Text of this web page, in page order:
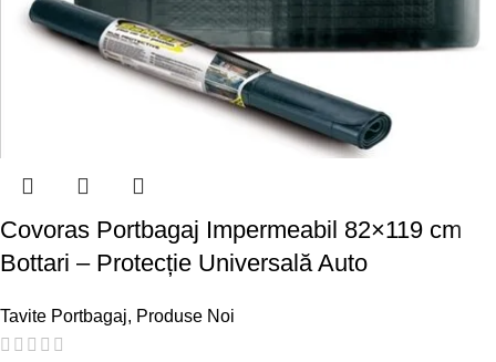
Covoras Portbagaj Impermeabil 82×119 cm
Bottari – Protecție Universală Auto
Tavite Portbagaj, Produse Noi